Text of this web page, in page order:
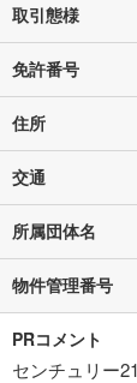
取引態様
免許番号
住所
交通
所属団体名
物件管理番号
PRコメント
センチュリー